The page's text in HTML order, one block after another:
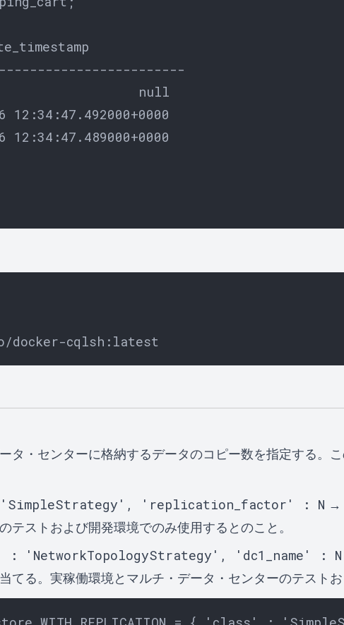
null
12:34:47.492000+0000
12:34:47.489000+0000
タ・センターに格納するデータのコピー数を指定する。
'replication_factor' : N →
テストおよび開発環境でのみ使用するとのこと。
: 'NetworkTopologyStrategy', 'dc1_name'
てる。実稼働環境とマルチ・データ・センターのテスト